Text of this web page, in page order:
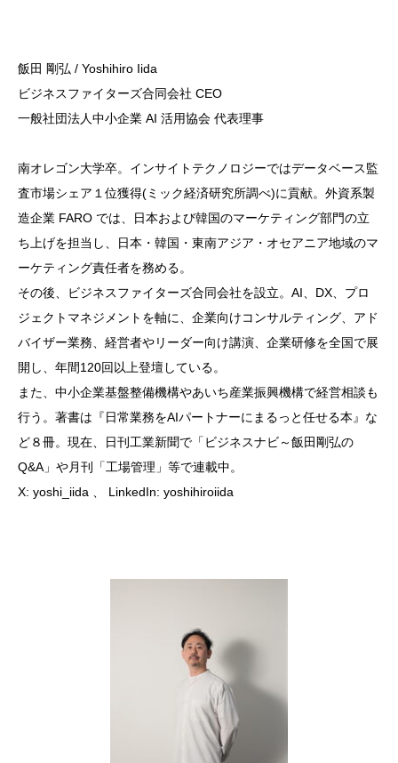
飯田 剛弘 / Yoshihiro Iida
ビジネスファイターズ合同会社 CEO
一般社団法人中小企業 AI 活用協会 代表理事
南オレゴン大学卒。インサイトテクノロジーではデータベース監
査市場シェア１位獲得(ミック経済研究所調べ)に貢献。外資系製
造企業 FARO では、日本および韓国のマーケティング部門の立
ち上げを担当し、日本・韓国・東南アジア・オセアニア地域のマ
ーケティング責任者を務める。
その後、ビジネスファイターズ合同会社を設立。AI、DX、プロ
ジェクトマネジメントを軸に、企業向けコンサルティング、アド
バイザー業務、経営者やリーダー向け講演、企業研修を全国で展
開し、年間120回以上登壇している。
また、中小企業基盤整備機構やあいち産業振興機構で経営相談も
行う。著書は『日常業務をAIパートナーにまるっと任せる本』な
ど８冊。現在、日刊工業新聞で「ビジネスナビ～飯田剛弘の
Q&A」や月刊「工場管理」等で連載中。
X: yoshi_iida 、 LinkedIn: yoshihiroiida